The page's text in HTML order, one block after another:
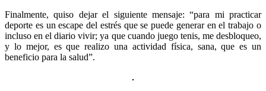
Finalmente, quiso dejar el siguiente mensaje: “para mi practicar
deporte es un escape del estrés que se puede generar en el trabajo o
incluso en el diario vivir; ya que cuando juego tenis, me desbloqueo,
y lo mejor, es que realizo una actividad física, sana, que es un
beneficio para la salud”.